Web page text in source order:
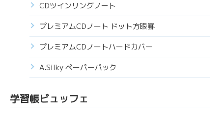
CDツインリングノート
プレミアムCDノート ドット方眼罫
プレミアムCDノートハードカバー
A.Silky ペーパーパック
学習帳ビュッフェ